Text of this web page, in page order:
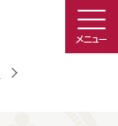
メニュー